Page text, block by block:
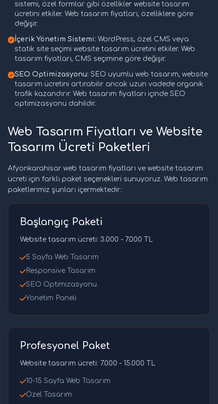
sistemi, özel formlar gibi özellikler website tasarım
ücretini etkiler. Web tasarım fiyatları, özelliklere göre
değişir.
İçerik Yönetim Sistemi: WordPress, özel CMS veya
statik site seçimi website tasarım ücretini etkiler. Web
tasarım fiyatları, CMS seçimine göre değişir.
SEO Optimizasyonu: SEO uyumlu web tasarım, website
tasarım ücretini artırabilir ancak uzun vadede organik
trafik kazandırır. Web tasarım fiyatları içinde SEO
optimizasyonu dahildir.
Web Tasarım Fiyatları ve Website
Tasarım Ücreti Paketleri
Afyonkarahisar web tasarım fiyatları ve website tasarım
ücreti için farklı paket seçenekleri sunuyoruz. Web tasarım
paketlerimiz şunları içermektedir:
Başlangıç Paketi
Website tasarım ücreti: 3.000 - 7.000 TL
5 Sayfa Web Tasarım
Responsive Tasarım
SEO Optimizasyonu
Yönetim Paneli
Profesyonel Paket
Website tasarım ücreti: 7.000 - 15.000 TL
10-15 Sayfa Web Tasarım
Özel Tasarım